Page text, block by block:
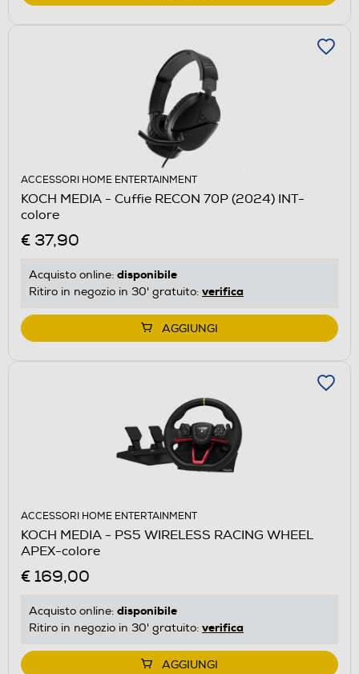
ACCESSORI HOME ENTERTAINMENT
KOCH MEDIA - Cuffie RECON 70P (2024) INT-
colore
€ 37,90
Acquisto online: disponibile
Ritiro in negozio in 30' gratuito: verifica
AGGIUNGI
ACCESSORI HOME ENTERTAINMENT
KOCH MEDIA - PS5 WIRELESS RACING WHEEL
APEX-colore
€ 169,00
Acquisto online: disponibile
Ritiro in negozio in 30' gratuito: verifica
AGGIUNGI